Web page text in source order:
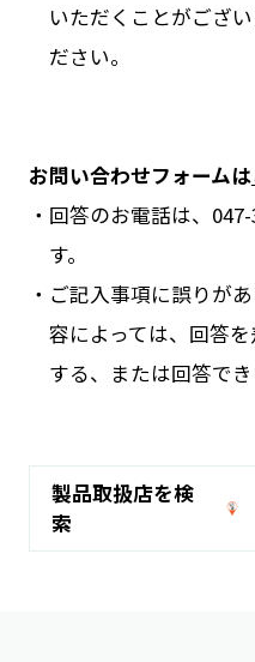
いただくことがござ
ださい。
お問い合わせフォームは
回答のお電話は、
す。
ご記入事項に誤りが
容によっては、回答
する、または回答で
製品取扱店を検
索